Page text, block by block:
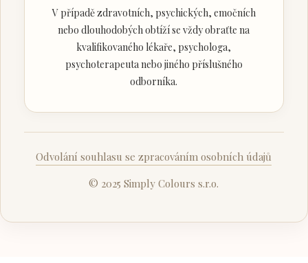
V případě zdravotních, psychických, emočních
nebo dlouhodobých obtíží se vždy obraťte na
kvalifikovaného lékaře, psychologa,
psychoterapeuta nebo jiného příslušného
odborníka.
Odvolání souhlasu se zpracováním osobních údajů
© 2025 Simply Colours s.r.o.